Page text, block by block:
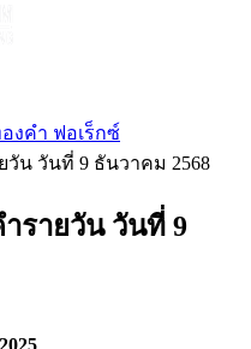
งคำ ฟอเร็กซ์
น วันที่ 9 ธันวาคม 2568
รายวัน วันที่ 9